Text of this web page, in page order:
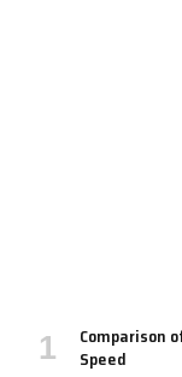
Comparison
Speed